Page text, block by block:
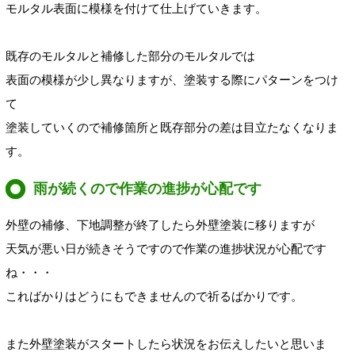
モルタル表面に模様を付けて仕上げていきます。
既存のモルタルと補修した部分のモルタルでは
表面の模様が少し異なりますが、塗装する際にパターンをつけ
て
塗装していくので補修箇所と既存部分の差は目立たなくなりま
す。
雨が続くので作業の進捗が心配です
外壁の補修、下地調整が終了したら外壁塗装に移りますが
天気が悪い日が続きそうですので作業の進捗状況が心配です
ね・・・
こればかりはどうにもできませんので祈るばかりです。
また外壁塗装がスタートしたら状況をお伝えしたいと思いま